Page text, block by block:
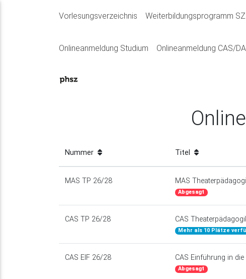
Vorlesungsverzeichnis Weiterbildungsprogramm SZ
Onlineanmeldung Studium Onlineanmeldung CAS/
Nummer Titel
MAS TP 26/28 MAS
Abgesagt
CAS TP 26/28 CAS
Mehr als 10 Plätze
CAS EIF 26/28 CAS Einführung in
Abgesagt